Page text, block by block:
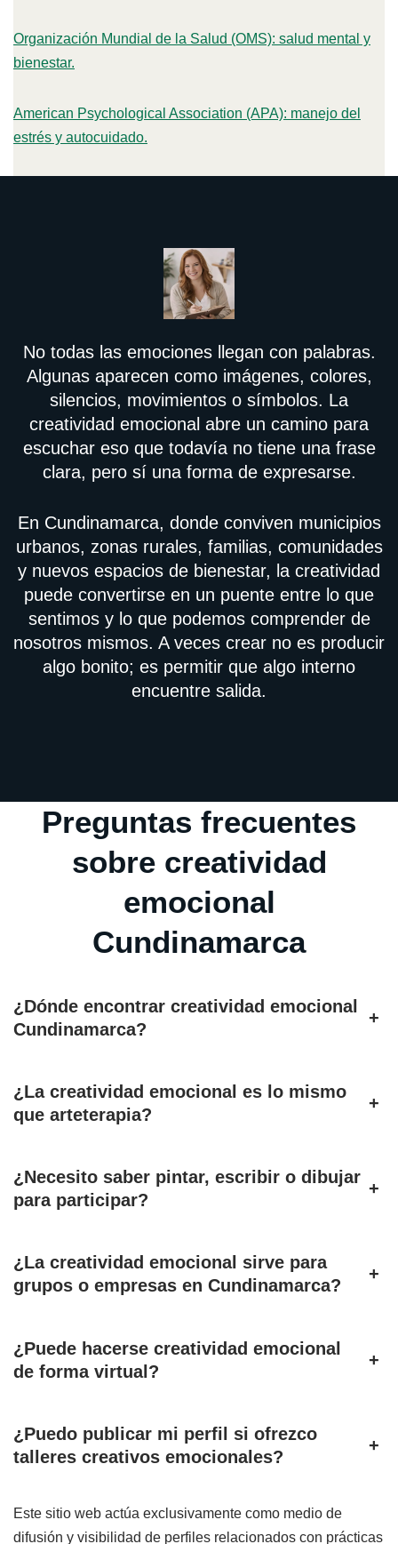
Organización Mundial de la Salud (OMS): salud mental y
bienestar.
American Psychological Association (APA): manejo del
estrés y autocuidado.
No todas las emociones llegan con palabras.
Algunas aparecen como imágenes, colores,
silencios, movimientos o símbolos. La
creatividad emocional abre un camino para
escuchar eso que todavía no tiene una frase
clara, pero sí una forma de expresarse.
En Cundinamarca, donde conviven municipios
urbanos, zonas rurales, familias, comunidades
y nuevos espacios de bienestar, la creatividad
puede convertirse en un puente entre lo que
sentimos y lo que podemos comprender de
nosotros mismos. A veces crear no es producir
algo bonito; es permitir que algo interno
encuentre salida.
Preguntas frecuentes
sobre creatividad
emocional
Cundinamarca
¿Dónde encontrar creatividad emocional
Cundinamarca?
+
¿La creatividad emocional es lo mismo
que arteterapia?
+
¿Necesito saber pintar, escribir o dibujar
para participar?
+
¿La creatividad emocional sirve para
grupos o empresas en Cundinamarca?
+
¿Puede hacerse creatividad emocional
de forma virtual?
+
¿Puedo publicar mi perfil si ofrezco
talleres creativos emocionales?
+
Este sitio web actúa exclusivamente como medio de
difusión y visibilidad de perfiles relacionados con prácticas